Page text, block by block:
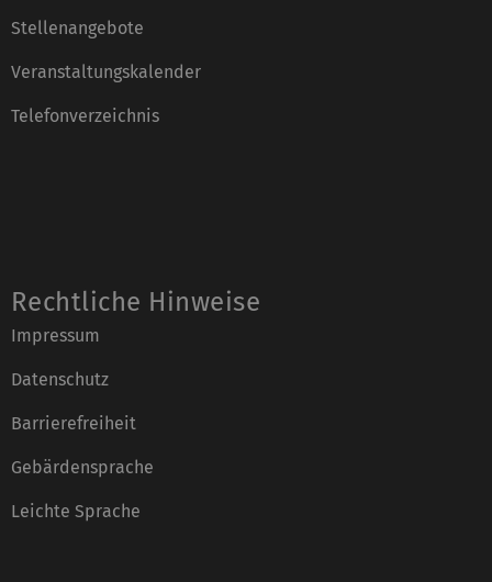
Stellenangebote
Veranstaltungskalender
Telefonverzeichnis
Rechtliche Hinweise
Impressum
Datenschutz
Barrierefreiheit
Gebärdensprache
Leichte Sprache